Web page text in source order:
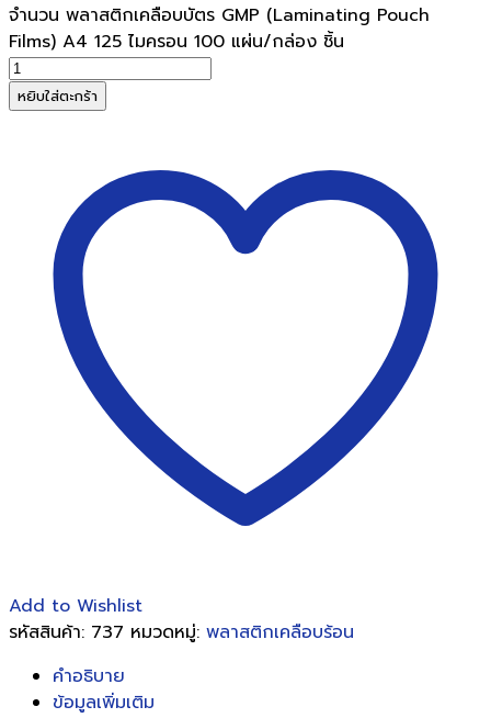
จำนวน พลาสติกเคลือบบัตร GMP (Laminating Pouch
Films) A4 125 ไมครอน 100 แผ่น/กล่อง ชิ้น
หยิบใส่ตะกร้า
Add to Wishlist
รหัสสินค้า: 737 หมวดหมู่: พลาสติกเคลือบร้อน
คำอธิบาย
ข้อมูลเพิ่มเติม